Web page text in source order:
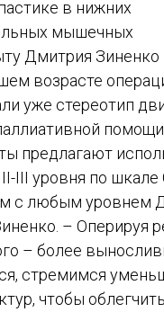
в нижних
мышечных
Дмитрия Зиненко
возрасте
уже стереотип
предлагают
уровня по шкале
с любым уровнем
– Оперируя
– более
стремимся
чтобы облегчить